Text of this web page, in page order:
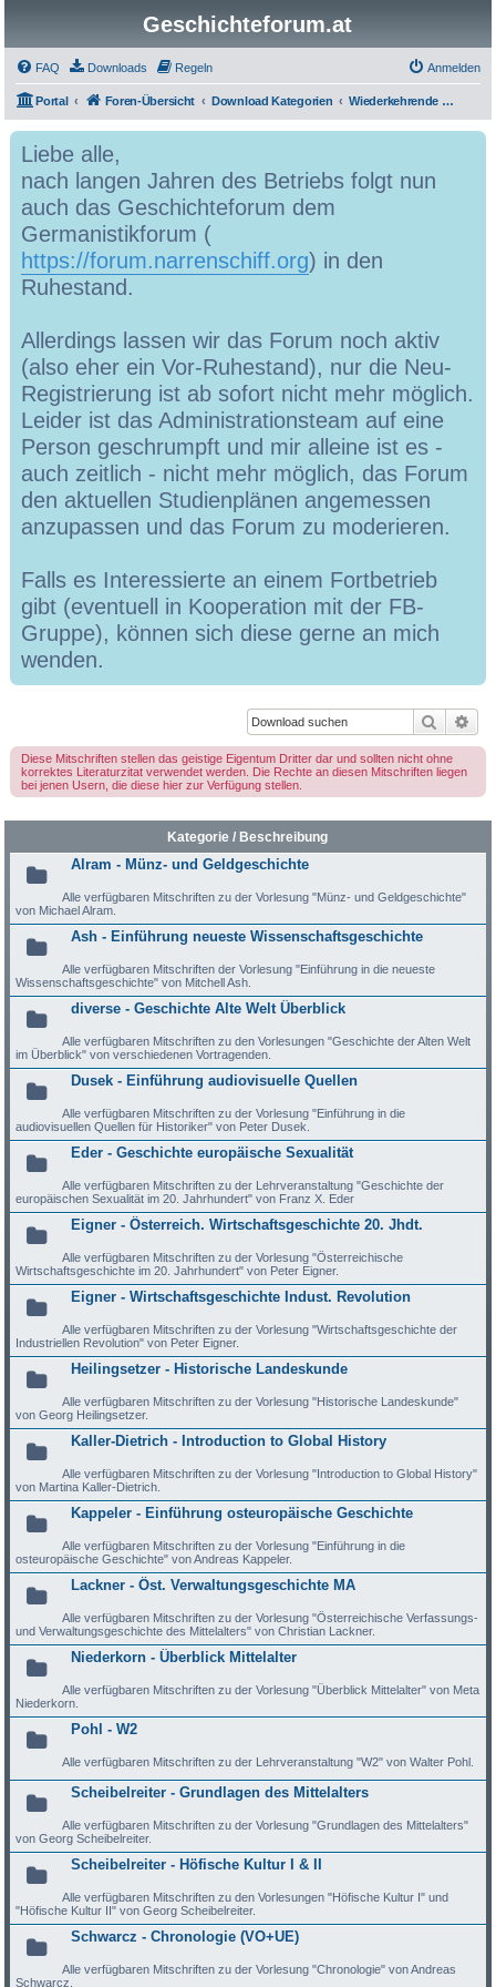
Geschichteforum.at
FAQ Downloads Regeln Anmelden
Portal Foren-Übersicht Download Kategorien Wiederkehrende Lehrveranstaltungen
Liebe alle,
nach langen Jahren des Betriebs folgt nun
auch das Geschichteforum dem
Germanistikforum (
https://forum.narrenschiff.org) in den
Ruhestand.
Allerdings lassen wir das Forum noch aktiv
(also eher ein Vor-Ruhestand), nur die Neu-
Registrierung ist ab sofort nicht mehr möglich.
Leider ist das Administrationsteam auf eine
Person geschrumpft und mir alleine ist es -
auch zeitlich - nicht mehr möglich, das Forum
den aktuellen Studienplänen angemessen
anzupassen und das Forum zu moderieren.
Falls es Interessierte an einem Fortbetrieb
gibt (eventuell in Kooperation mit der FB-
Gruppe), können sich diese gerne an mich
wenden.
Suche
Diese Mitschriften stellen das geistige Eigentum Dritter dar und sollten nicht ohne
korrektes Literaturzitat verwendet werden. Die Rechte an diesen Mitschriften liegen
bei jenen Usern, die diese hier zur Verfügung stellen.
Kategorie / Beschreibung
Alram - Münz- und Geldgeschichte
Alle verfügbaren Mitschriften zu der Vorlesung "Münz- und Geldgeschichte"
von Michael Alram.
Ash - Einführung neueste Wissenschaftsgeschichte
Alle verfügbaren Mitschriften der Vorlesung "Einführung in die neueste
Wissenschaftsgeschichte" von Mitchell Ash.
diverse - Geschichte Alte Welt Überblick
Alle verfügbaren Mitschriften zu den Vorlesungen "Geschichte der Alten Welt
im Überblick" von verschiedenen Vortragenden.
Dusek - Einführung audiovisuelle Quellen
Alle verfügbaren Mitschriften zu der Vorlesung "Einführung in die
audiovisuellen Quellen für Historiker" von Peter Dusek.
Eder - Geschichte europäische Sexualität
Alle verfügbaren Mitschriften zu der Lehrveranstaltung "Geschichte der
europäischen Sexualität im 20. Jahrhundert" von Franz X. Eder
Eigner - Österreich. Wirtschaftsgeschichte 20. Jhdt.
Alle verfügbaren Mitschriften zu der Vorlesung "Österreichische
Wirtschaftsgeschichte im 20. Jahrhundert" von Peter Eigner.
Eigner - Wirtschaftsgeschichte Indust. Revolution
Alle verfügbaren Mitschriften zu der Vorlesung "Wirtschaftsgeschichte der
Industriellen Revolution" von Peter Eigner.
Heilingsetzer - Historische Landeskunde
Alle verfügbaren Mitschriften zu der Vorlesung "Historische Landeskunde"
von Georg Heilingsetzer.
Kaller-Dietrich - Introduction to Global History
Alle verfügbaren Mitschriften zu der Vorlesung "Introduction to Global History"
von Martina Kaller-Dietrich.
Kappeler - Einführung osteuropäische Geschichte
Alle verfügbaren Mitschriften zu der Vorlesung "Einführung in die
osteuropäische Geschichte" von Andreas Kappeler.
Lackner - Öst. Verwaltungsgeschichte MA
Alle verfügbaren Mitschriften zu der Vorlesung "Österreichische Verfassungs-
und Verwaltungsgeschichte des Mittelalters" von Christian Lackner.
Niederkorn - Überblick Mittelalter
Alle verfügbaren Mitschriften zu der Vorlesung "Überblick Mittelalter" von Meta
Niederkorn.
Pohl - W2
Alle verfügbaren Mitschriften zu der Lehrveranstaltung "W2" von Walter Pohl.
Scheibelreiter - Grundlagen des Mittelalters
Alle verfügbaren Mitschriften zu der Vorlesung "Grundlagen des Mittelalters"
von Georg Scheibelreiter.
Scheibelreiter - Höfische Kultur I & II
Alle verfügbaren Mitschriften zu den Vorlesungen "Höfische Kultur I" und
"Höfische Kultur II" von Georg Scheibelreiter.
Schwarcz - Chronologie (VO+UE)
Alle verfügbaren Mitschriften zu der Vorlesung "Chronologie" von Andreas
Schwarcz.